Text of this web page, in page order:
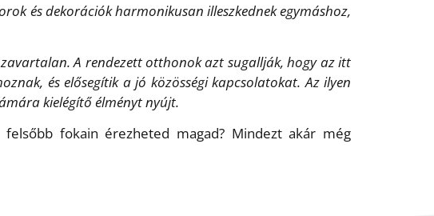
és dekorációk harmonikusan illeszkednek egymáshoz,
A rendezett otthonok azt sugallják, hogy az itt
és elősegítik a jó közösségi kapcsolatokat. Az ilyen
kielégítő élményt nyújt.
fokain érezheted magad? Mindezt akár még